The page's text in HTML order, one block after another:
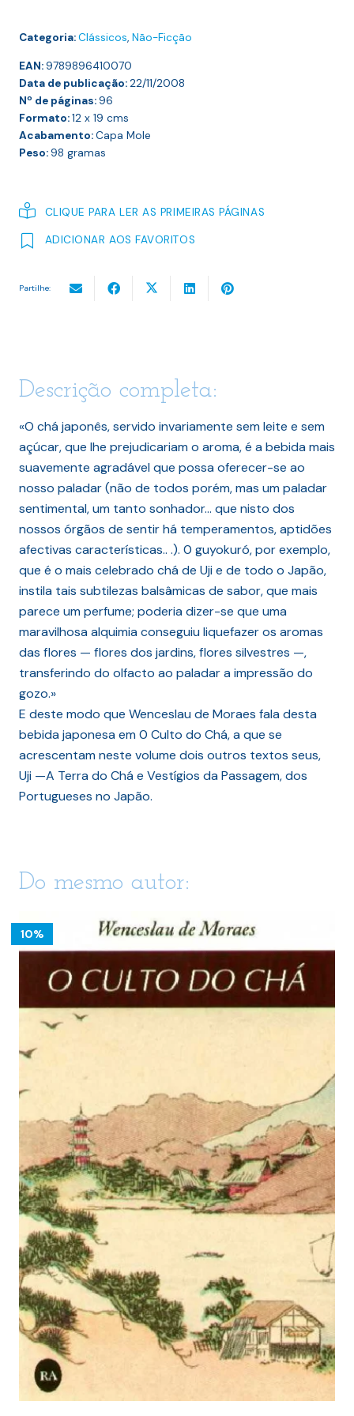
Categoria:Clássicos, Não-Ficção
EAN:9789896410070
Data de publicação:22/11/2008
Nº de páginas:96
Formato:12 x 19 cms
Acabamento:Capa Mole
Peso:98 gramas
CLIQUE PARA LER AS PRIMEIRAS PÁGINAS
ADICIONAR AOS FAVORITOS
Partilhe:
Descrição completa:
«O chá japonês, servido invariamente sem leite e sem
açúcar, que lhe prejudicariam o aroma, é a bebida mais
suavemente agradável que possa oferecer-se ao
nosso paladar (não de todos porém, mas um paladar
sentimental, um tanto sonhador… que nisto dos
nossos órgãos de sentir há temperamentos, aptidões
afectivas características.. .). 0 guyokuró, por exemplo,
que é o mais celebrado chá de Uji e de todo o Japão,
instila tais subtilezas balsâmicas de sabor, que mais
parece um perfume; poderia dizer-se que uma
maravilhosa alquimia conseguiu liquefazer os aromas
das flores — flores dos jardins, flores silvestres —,
transferindo do olfacto ao paladar a impressão do
gozo.»
E deste modo que Wenceslau de Moraes fala desta
bebida japonesa em 0 Culto do Chá, a que se
acrescentam neste volume dois outros textos seus,
Uji —A Terra do Chá e Vestígios da Passagem, dos
Portugueses no Japão.
Do mesmo autor:
10%